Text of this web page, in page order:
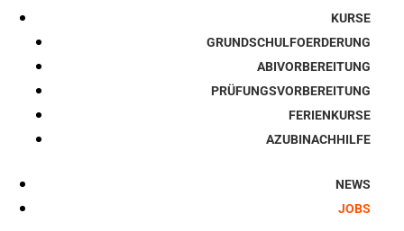
KURSE
GRUNDSCHULFOERDERUNG
ABIVORBEREITUNG
PRÜFUNGSVORBEREITUNG
FERIENKURSE
AZUBINACHHILFE
NEWS
JOBS